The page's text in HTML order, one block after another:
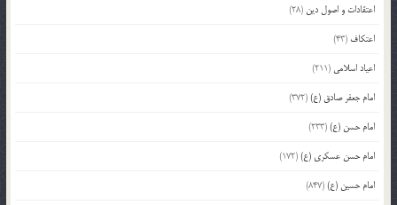
اعتقادات و اصول دین (28)
اعتکاف (43)
اعیاد اسلامی (211)
امام جعفر صادق (ع)(372)
امام حسن (ع)(233)
امام حسن عسکری (ع)(172)
امام حسین (ع)(847)